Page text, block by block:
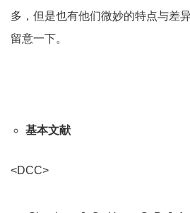
多，但是也有他们微妙的特点与差
留意一下。
基本文献
<DCC>